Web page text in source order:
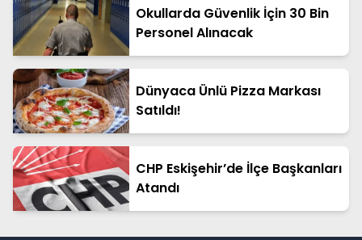
Okullarda Güvenlik İçin 30 Bin
Personel Alınacak
Dünyaca Ünlü Pizza Markası
Satıldı!
CHP Eskişehir’de İlçe Başkanları
Atandı